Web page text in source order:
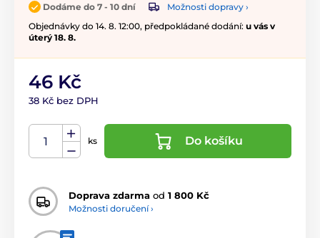
Dodáme do 7 - 10 dní
Možnosti dopravy ›
Objednávky do 14. 8. 12:00, předpokládané dodání: u vás v
úterý 18. 8.
46 Kč
38 Kč bez DPH
ks Do košíku
Doprava zdarma od 1 800 Kč
Možnosti doručení ›